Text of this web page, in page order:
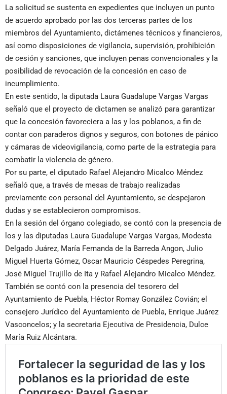
La solicitud se sustenta en expedientes que incluyen un punto
de acuerdo aprobado por las dos terceras partes de los
miembros del Ayuntamiento, dictámenes técnicos y financieros,
así como disposiciones de vigilancia, supervisión, prohibición
de cesión y sanciones, que incluyen penas convencionales y la
posibilidad de revocación de la concesión en caso de
incumplimiento.
En este sentido, la diputada Laura Guadalupe Vargas Vargas
señaló que el proyecto de dictamen se analizó para garantizar
que la concesión favoreciera a las y los poblanos, a fin de
contar con paraderos dignos y seguros, con botones de pánico
y cámaras de videovigilancia, como parte de la estrategia para
combatir la violencia de género.
Por su parte, el diputado Rafael Alejandro Micalco Méndez
señaló que, a través de mesas de trabajo realizadas
previamente con personal del Ayuntamiento, se despejaron
dudas y se establecieron compromisos.
En la sesión del órgano colegiado, se contó con la presencia de
los y las diputadas Laura Guadalupe Vargas Vargas, Modesta
Delgado Juárez, María Fernanda de la Barreda Angon, Julio
Miguel Huerta Gómez, Oscar Mauricio Céspedes Peregrina,
José Miguel Trujillo de Ita y Rafael Alejandro Micalco Méndez.
También se contó con la presencia del tesorero del
Ayuntamiento de Puebla, Héctor Romay González Covián; el
consejero Jurídico del Ayuntamiento de Puebla, Enrique Juárez
Vasconcelos; y la secretaria Ejecutiva de Presidencia, Dulce
María Ruiz Alcántara.